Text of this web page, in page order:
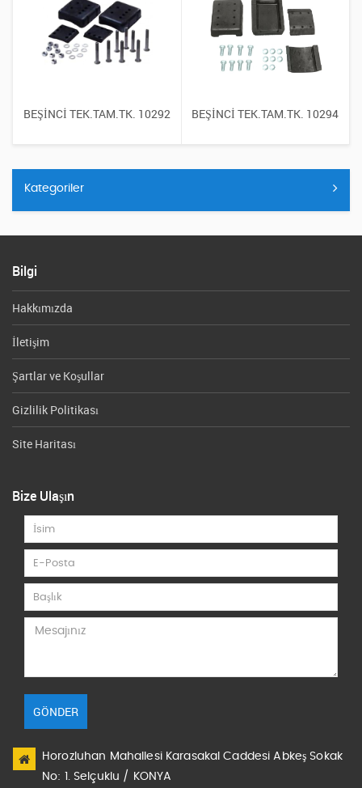
BEŞİNCİ TEK.TAM.TK. 10292 BEŞİNCİ TEK.TAM.TK. 10294
Kategoriler
Bilgi
Hakkımızda
İletişim
Şartlar ve Koşullar
Gizlilik Politikası
Site Haritası
Bize Ulaşın
GÖNDER
Horozluhan Mahallesi Karasakal Caddesi Abkeş Sokak
No: 1. Selçuklu / KONYA